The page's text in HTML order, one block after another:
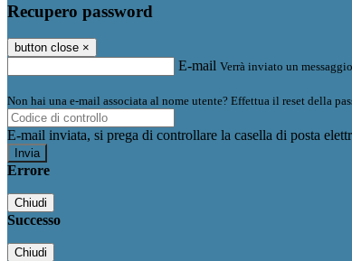
Recupero password
button close ×
E-mail Verrà inviato un
Non hai una e-mail associata al nome utente? Effettua il reset della
E-mail inviata, si prega di controllare la casella di posta
Errore
Chiudi
Successo
Chiudi